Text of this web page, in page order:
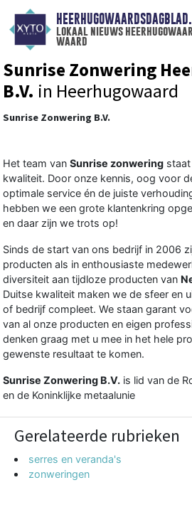
lokaal nieuws
waard
Sunrise Zonwering
B.V. in Heerhugowaard
Sunrise Zonwering B.V.
Het team van Sunrise zonwering
kwaliteit. Door onze kennis, oog voor
optimale service én de juiste
hebben we een grote klantenkring
en daar zijn we trots op!
Sinds de start van ons bedrijf in 2006
producten als in enthousiaste
diversiteit aan tijdloze producten van
Duitse kwaliteit maken we de sfeer en
of bedrijf compleet. We staan garant
van al onze producten en eigen
denken graag met u mee in het hele
gewenste resultaat te komen.
Sunrise Zonwering B.V. is lid van de
en de Koninklijke metaalunie
Gerelateerde rubrieken
serres en veranda's
zonweringen